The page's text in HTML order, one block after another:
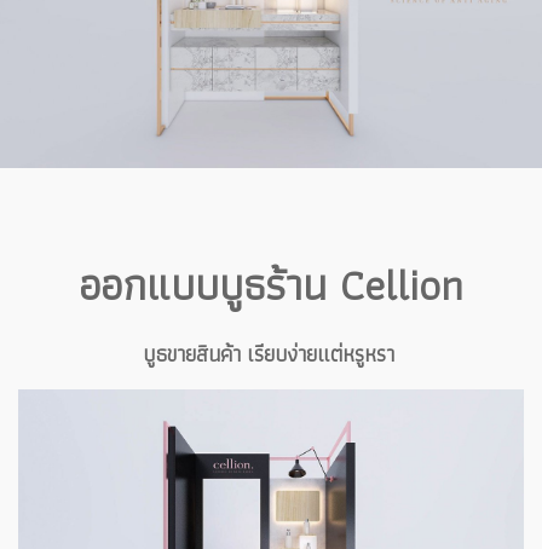
ออกแบบบูธร้าน Cellion
บูธขายสินค้า เรียบง่ายแต่หรูหรา